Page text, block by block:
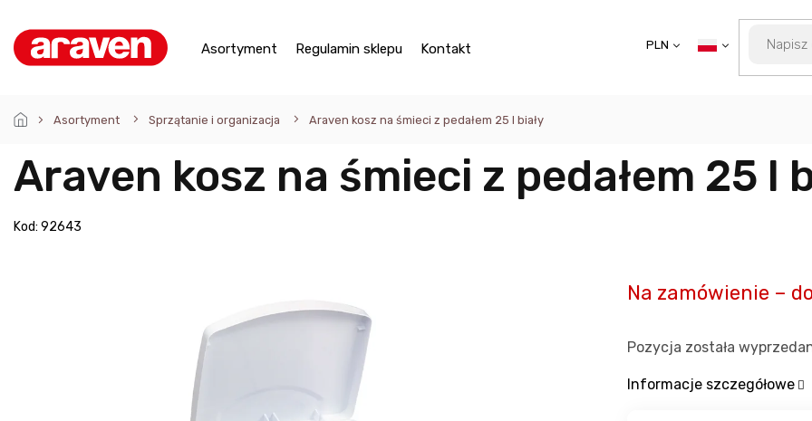
treści
PLN
Asortyment Regulamin sklepu Kontakt
Asortyment Sprzątanie i organizacja Araven kosz na śmieci z pedałem 25 l biały
Araven kosz na śmieci z pedałem 25 l
Kod: 92643
Na zamówienie –
Pozycja została
Informacje szczegółowe